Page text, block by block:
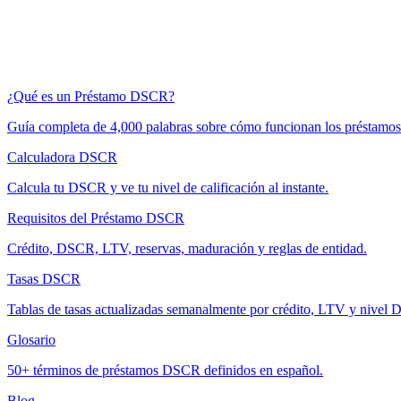
¿Qué es un Préstamo DSCR?
Guía completa de 4,000 palabras sobre cómo funcionan los
Calculadora DSCR
Calcula tu DSCR y ve tu nivel de calificación al instante.
Requisitos del Préstamo DSCR
Crédito, DSCR, LTV, reservas, maduración y reglas de entidad.
Tasas DSCR
Tablas de tasas actualizadas semanalmente por crédito, LTV y nivel
Glosario
50+ términos de préstamos DSCR definidos en español.